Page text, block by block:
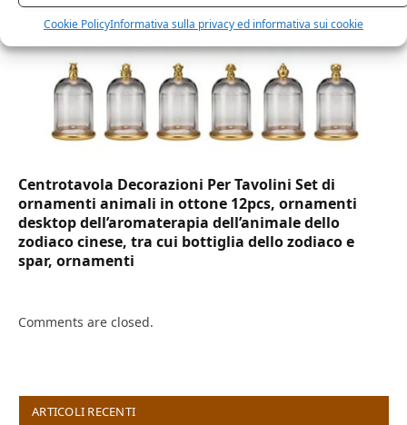
Cookie PolicyInformativa sulla privacy ed informativa sui cookie
Centrotavola Decorazioni Per Tavolini Set di
ornamenti animali in ottone 12pcs, ornamenti
desktop dell’aromaterapia dell’animale dello
zodiaco cinese, tra cui bottiglia dello zodiaco e
spar, ornamenti
Comments are closed.
ARTICOLI RECENTI